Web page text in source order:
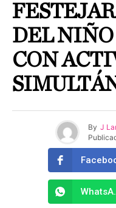
DEL
CON
By J